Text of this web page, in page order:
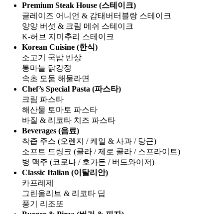
Premium Steak House (스테이크)
글레이즈 어니언 & 감태버터블랑 스테이크
양양 버섯 & 크림 메쉬 스테이크
K-허브 지미추리 스테이크
Korean Cuisine (한식)
소고기 국밥 반상
통마늘 닭강정
속초 모둠 해물라면
Chef’s Special Pasta (파스타)
크림 파스타
해산물 토마토 파스타
바질 & 리코타 치즈 파스타
Beverages (음료)
착즙 주스 (오렌지 / 케일 & 사과 / 당근)
소프트 드링크 (콜라 / 제로 콜라 / 스프라이트)
병 맥주 (코로나 / 호가든 / 버드와이저)
Classic Italian (이탈리안)
카프레제
그린올리브 & 리코타 딥
풍기 리조또